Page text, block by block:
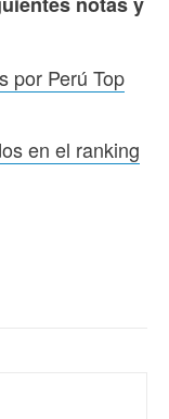
por Perú Top
en el ranking